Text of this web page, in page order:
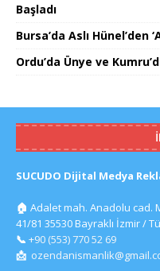
Başladı
Bursa’da Aslı Hünel’den
Ordu’da Ünye ve
SUCUDO Dijital Medya
🏠 Adalet mah. Anadolu cad.
41/81 35530 Bayraklı İzmir /
📞 +90 (553) 770 52 69
📩